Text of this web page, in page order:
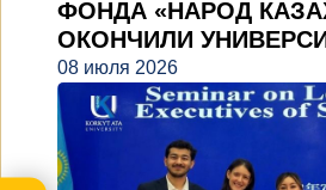
ФОНДА «НАРОД
ОКОНЧИЛИ
08 июля 2026